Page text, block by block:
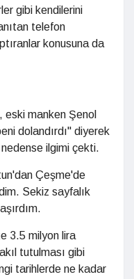
gibi kendilerini
telefon
konusuna da
eski manken Şenol
dolandırdı" diyerek
ilgimi çekti.
Çeşme'de
Sekiz sayfalık
3.5 milyon lira
tutulması gibi
tarihlerde ne kadar